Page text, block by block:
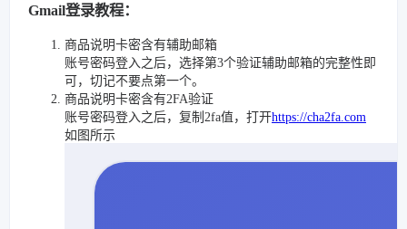
Gmail登录教程：
商品说明卡密含有辅助邮箱
账号密码登入之后，选择第3个验证辅助邮箱的完整性即
可，切记不要点第一个。
商品说明卡密含有2FA验证
账号密码登入之后，复制2fa值，打开https://cha2fa.com
如图所示